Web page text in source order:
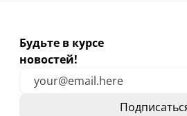
Будьте в курсе
новостей!